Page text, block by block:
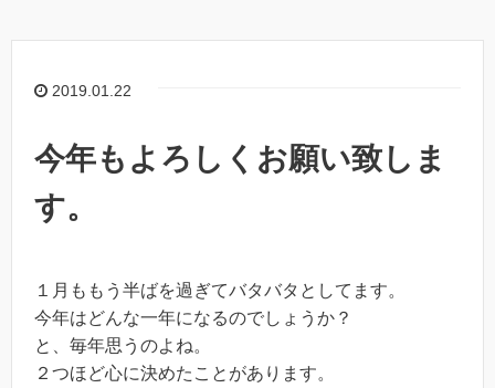
2019.01.22
今年もよろしくお願い致しま
す。
１月ももう半ばを過ぎてバタバタとしてます。
今年はどんな一年になるのでしょうか？
と、毎年思うのよね。
２つほど心に決めたことがあります。